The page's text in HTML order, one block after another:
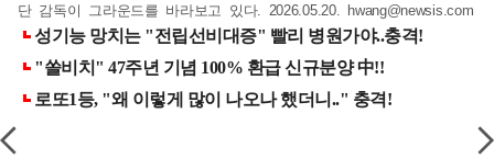
단 감독이 그라운드를 바라보고 있다. 2026.05.20. hwang@newsis.com